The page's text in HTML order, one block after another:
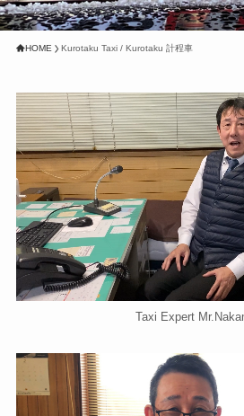
HOME Kurotaku Taxi / Kurotaku 計程車
Taxi Expert